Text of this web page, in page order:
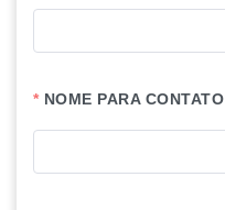
NOME PARA CONTATO